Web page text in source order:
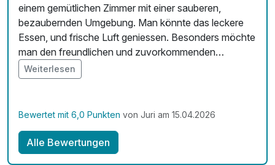
einem gemütlichen Zimmer mit einer sauberen,
bezaubernden Umgebung. Man könnte das leckere
Essen, und frische Luft geniessen. Besonders möchte
man den freundlichen und zuvorkommenden
Personal loben. Am Ende meines kurzen Urlaubes
könnte ich auf eine Verlängerung nicht verzichten.
komme bestimmt wieder. LBG Juri
Weiterlesen
Bewertet mit 6,0 Punkten von Juri am 15.04.2026
Alle Bewertungen